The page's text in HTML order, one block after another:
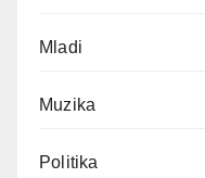
Mladi
Muzika
Politika